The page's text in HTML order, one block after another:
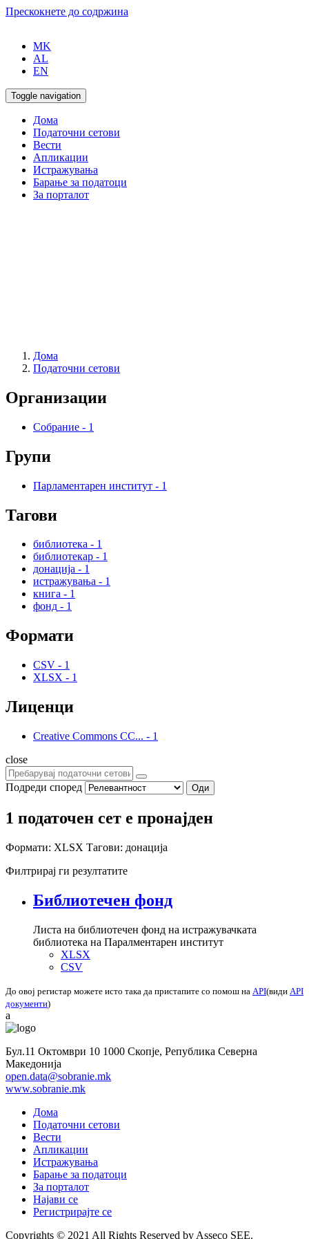
Прескокнете до содржина
MK
AL
EN
Toggle navigation
Дома
Податочни сетови
Вести
Апликации
Истражувања
Барање за податоци
За порталот
Дома
Податочни сетови
Организации
Собрание - 1
Групи
Парламентарен институт - 1
Тагови
библиотека - 1
библиотекар - 1
донација - 1
истражувања - 1
книга - 1
фонд - 1
Формати
CSV - 1
XLSX - 1
Лиценци
Creative Commons CC... - 1
close
Подреди според Оди
1 податочен сет е пронајден
Формати: XLSX Тагови: донација
Филтрирај ги резултатите
Библиотечен фонд
Листа на библиотечен фонд на истражувачката
библиотека на Паралментарен институт
XLSX
CSV
До овој регистар можете исто така да пристапите со помош на API(види API
документи)
a
Бул.11 Октомври 10 1000 Скопје, Република Северна
Македонија
open.data@sobranie.mk
www.sobranie.mk
Дома
Податочни сетови
Вести
Апликации
Истражувања
Барање за податоци
За порталот
Најави се
Регистрирајте се
Copyrights © 2021 All Rights Reserved by Asseco SEE.